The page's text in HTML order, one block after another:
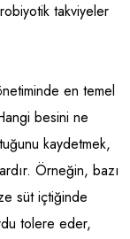
takviyeler
en temel
besini ne
kaydetmek,
Örneğin, bazı
süt içtiğinde
tolere eder,